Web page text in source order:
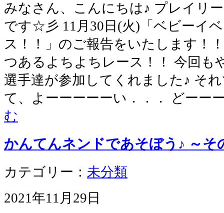
みなさん、こんにちは♪ プレイリ
です☆彡 11月30日(火)「ベビーイ
ス！！」のご報告をいたします！
つあるよちよちレース！！ 今回も
選手達が参加してくれました♪ そ
て、よーーーーーい．．． どーー
む
かんてんネンドであそぼう♪ ～そ
カテゴリー： 未分類
2021年11月29日